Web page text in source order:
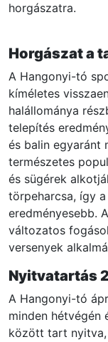
horgászatra.
Horgászat a
A Hangonyi-tó
kíméletes
halállománya
telepítés
és balin egyaránt
természetes
és sügérek
törpeharcsa, így
eredményesebb.
változatos
versenyek
Nyitvatartás
A Hangonyi-tó
minden hétvégén
között tart nyitva,